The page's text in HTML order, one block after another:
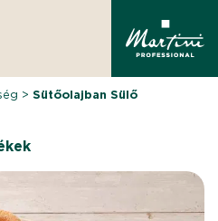
>Sütőolajban Sülő